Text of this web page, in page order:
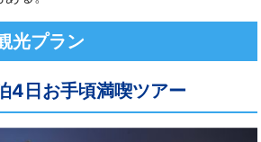
光プラン
4日お手頃満喫ツアー